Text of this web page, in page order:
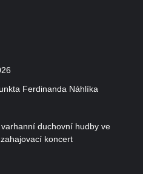
Ferdinanda Náhlíka
duchovní hudby ve
koncert